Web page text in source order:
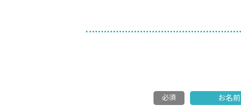
必須 お名前